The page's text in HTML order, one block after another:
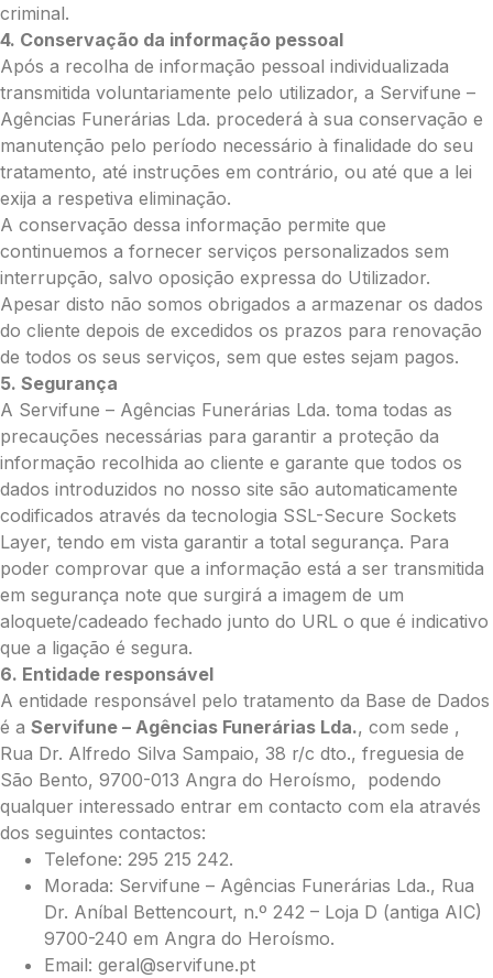
criminal.
4. Conservação da informação pessoal
Após a recolha de informação pessoal individualizada
transmitida voluntariamente pelo utilizador, a Servifune –
Agências Funerárias Lda. procederá à sua conservação e
manutenção pelo período necessário à finalidade do seu
tratamento, até instruções em contrário, ou até que a lei
exija a respetiva eliminação.
A conservação dessa informação permite que
continuemos a fornecer serviços personalizados sem
interrupção, salvo oposição expressa do Utilizador.
Apesar disto não somos obrigados a armazenar os dados
do cliente depois de excedidos os prazos para renovação
de todos os seus serviços, sem que estes sejam pagos.
5. Segurança
A Servifune – Agências Funerárias Lda. toma todas as
precauções necessárias para garantir a proteção da
informação recolhida ao cliente e garante que todos os
dados introduzidos no nosso site são automaticamente
codificados através da tecnologia SSL-Secure Sockets
Layer, tendo em vista garantir a total segurança. Para
poder comprovar que a informação está a ser transmitida
em segurança note que surgirá a imagem de um
aloquete/cadeado fechado junto do URL o que é indicativo
que a ligação é segura.
6. Entidade responsável
A entidade responsável pelo tratamento da Base de Dados
é a Servifune – Agências Funerárias Lda., com sede ,
Rua Dr. Alfredo Silva Sampaio, 38 r/c dto., freguesia de
São Bento, 9700-013 Angra do Heroísmo, podendo
qualquer interessado entrar em contacto com ela através
dos seguintes contactos:
Telefone: 295 215 242.
Morada: Servifune – Agências Funerárias Lda., Rua
Dr. Aníbal Bettencourt, n.º 242 – Loja D (antiga AIC)
9700-240 em Angra do Heroísmo.
Email: geral@servifune.pt